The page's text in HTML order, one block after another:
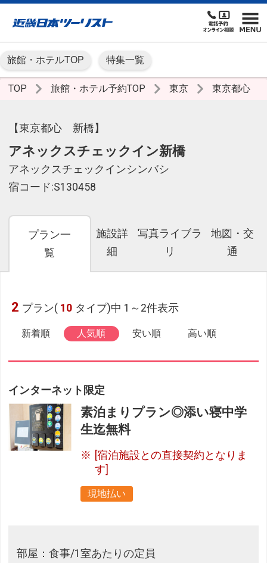
旅館・ホテルTOP 特集一覧
TOP 旅館・ホテル予約TOP 東京 東京都心
【東京都心 新橋】
アネックスチェックイン新橋
アネックスチェックインシンバシ
宿コード:S130458
プラン一
覧
施設詳
細
写真ライブラ
リ
地図・交
通
2 プラン( 10 タイプ)中 1～2件表示
新着順 人気順 安い順 高い順
インターネット限定
素泊まりプラン◎添い寝中学
生迄無料
[宿泊施設との直接契約となりま
す]
現地払い
部屋：食事/1室あたりの定員